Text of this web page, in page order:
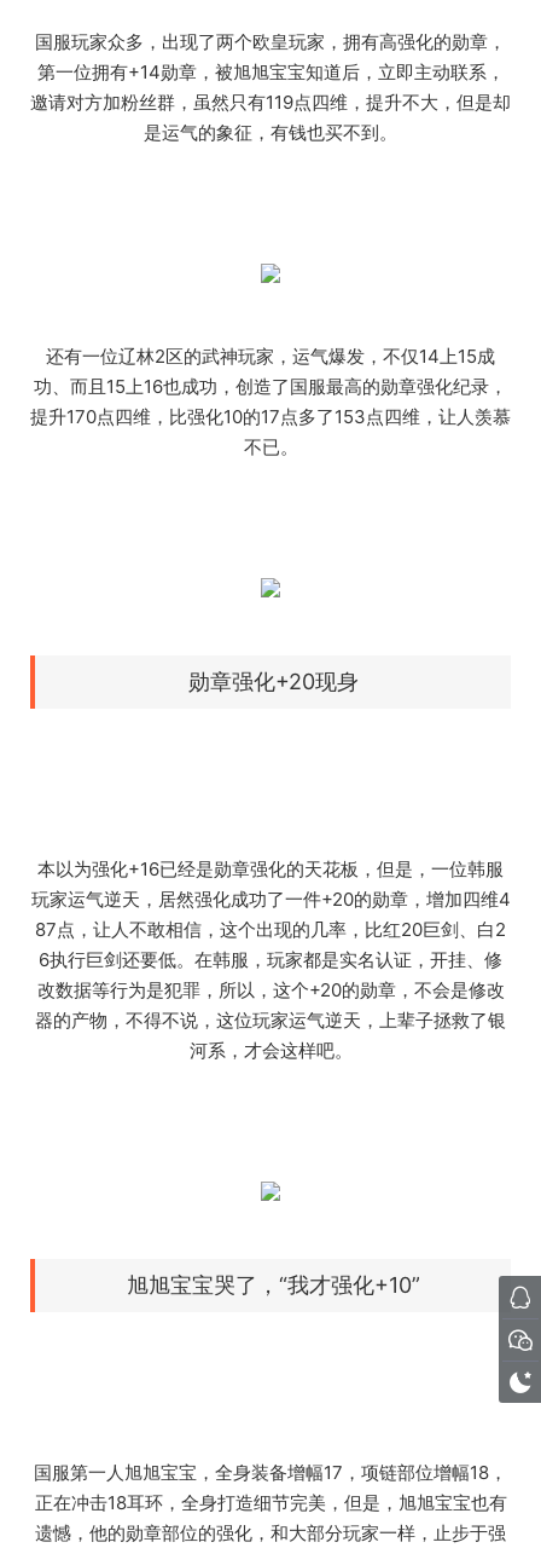
国服玩家众多，出现了两个欧皇玩家，拥有高强化的勋章，
第一位拥有+14勋章，被旭旭宝宝知道后，立即主动联系，
邀请对方加粉丝群，虽然只有119点四维，提升不大，但是却
是运气的象征，有钱也买不到。
还有一位辽林2区的武神玩家，运气爆发，不仅14上15成
功、而且15上16也成功，创造了国服最高的勋章强化纪录，
提升170点四维，比强化10的17点多了153点四维，让人羡慕
不已。
勋章强化+20现身
本以为强化+16已经是勋章强化的天花板，但是，一位韩服
玩家运气逆天，居然强化成功了一件+20的勋章，增加四维4
87点，让人不敢相信，这个出现的几率，比红20巨剑、白2
6执行巨剑还要低。在韩服，玩家都是实名认证，开挂、修
改数据等行为是犯罪，所以，这个+20的勋章，不会是修改
器的产物，不得不说，这位玩家运气逆天，上辈子拯救了银
河系，才会这样吧。
旭旭宝宝哭了，“我才强化+10”
国服第一人旭旭宝宝，全身装备增幅17，项链部位增幅18，
正在冲击18耳环，全身打造细节完美，但是，旭旭宝宝也有
遗憾，他的勋章部位的强化，和大部分玩家一样，止步于强